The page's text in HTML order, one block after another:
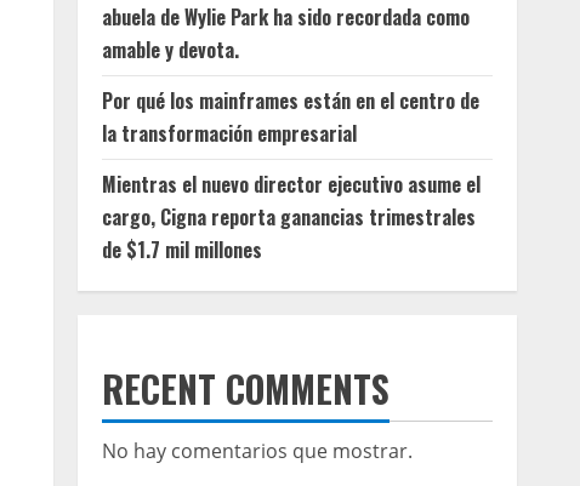
abuela de Wylie Park ha sido recordada como
amable y devota.
Por qué los mainframes están en el centro de
la transformación empresarial
Mientras el nuevo director ejecutivo asume el
cargo, Cigna reporta ganancias trimestrales
de $1.7 mil millones
RECENT COMMENTS
No hay comentarios que mostrar.